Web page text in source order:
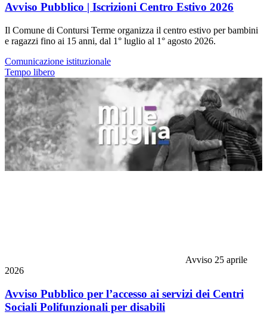
Avviso Pubblico | Iscrizioni Centro Estivo 2026
Il Comune di Contursi Terme organizza il centro estivo per bambini
e ragazzi fino ai 15 anni, dal 1° luglio al 1° agosto 2026.
Comunicazione istituzionale
Tempo libero
Avviso 25 aprile
2026
Avviso Pubblico per l’accesso ai servizi dei Centri
Sociali Polifunzionali per disabili